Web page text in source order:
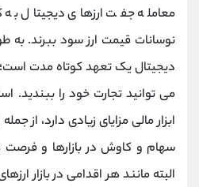
معامله جفت ارزهای دیجیتال به
نوسانات قیمت ارز سود ببرند. به
دیجیتال یک تعهد کوتاه مدت
می توانید تجارت خود را ببندید.
ابزار مالی مزایای زیادی دارد، از
سهام و کاوش در بازارها و
البته مانند هر اقدامی در بازار